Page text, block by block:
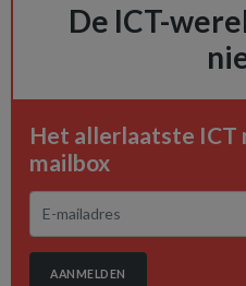
De ICT-
Het allerlaatste ICT
mailbox
AANMELDEN